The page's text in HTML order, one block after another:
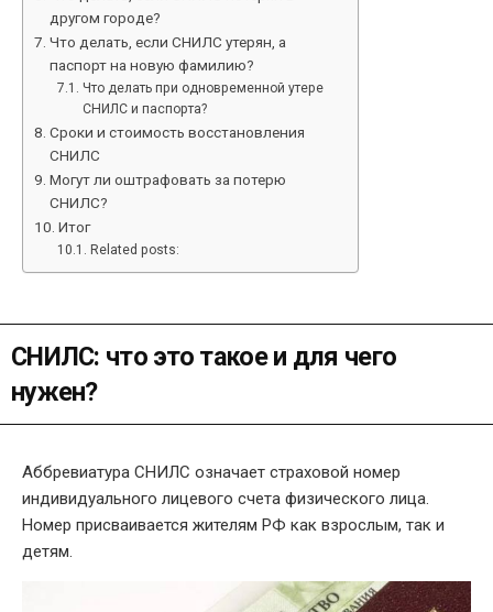
другом городе?
Что делать, если СНИЛС утерян, а
паспорт на новую фамилию?
Что делать при одновременной утере
СНИЛС и паспорта?
Сроки и стоимость восстановления
СНИЛС
Могут ли оштрафовать за потерю
СНИЛС?
Итог
Related posts:
СНИЛС: что это такое и для чего
нужен?
Аббревиатура СНИЛС означает страховой номер
индивидуального лицевого счета физического лица.
Номер присваивается жителям РФ как взрослым, так и
детям.